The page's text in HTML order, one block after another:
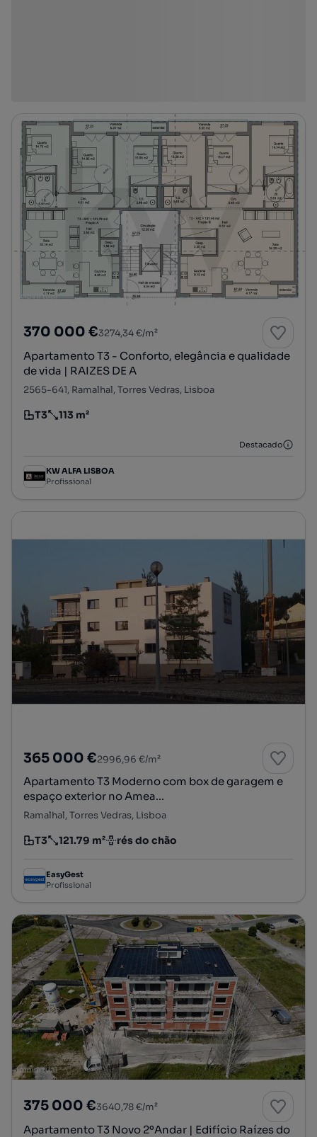
370 000 €3274,34 €/m²
Apartamento T3 - Conforto, elegância e qualidade
de vida | RAIZES DE A
2565-641, Ramalhal, Torres Vedras, Lisboa
Tipologia
T3
Preço por metro quadrado
113 m²
Destacado
KW ALFA LISBOA
Profissional
365 000 €2996,96 €/m²
Apartamento T3 Moderno com box de garagem e
espaço exterior no Amea...
Ramalhal, Torres Vedras, Lisboa
Tipologia
T3
Preço por metro quadrado
121.79 m²
Andar rés do chão
EasyGest
Profissional
375 000 €3640,78 €/m²
Apartamento T3 Novo 2ºAndar | Edifício Raízes do